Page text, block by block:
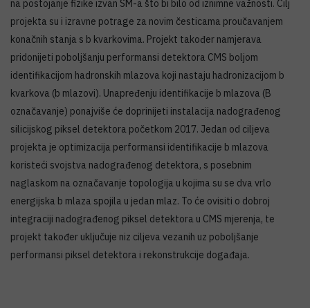
na postojanje fizike izvan SM-a što bi bilo od iznimne važnosti. Cilj
projekta su i izravne potrage za novim česticama proučavanjem
konačnih stanja s b kvarkovima. Projekt također namjerava
pridonijeti poboljšanju performansi detektora CMS boljom
identifikacijom hadronskih mlazova koji nastaju hadronizacijom b
kvarkova (b mlazovi). Unapređenju identifikacije b mlazova (B
označavanje) ponajviše će doprinijeti instalacija nadograđenog
silicijskog piksel detektora početkom 2017. Jedan od ciljeva
projekta je optimizacija performansi identifikacije b mlazova
koristeći svojstva nadograđenog detektora, s posebnim
naglaskom na označavanje topologija u kojima su se dva vrlo
energijska b mlaza spojila u jedan mlaz. To će ovisiti o dobroj
integraciji nadograđenog piksel detektora u CMS mjerenja, te
projekt također uključuje niz ciljeva vezanih uz poboljšanje
performansi piksel detektora i rekonstrukcije događaja.